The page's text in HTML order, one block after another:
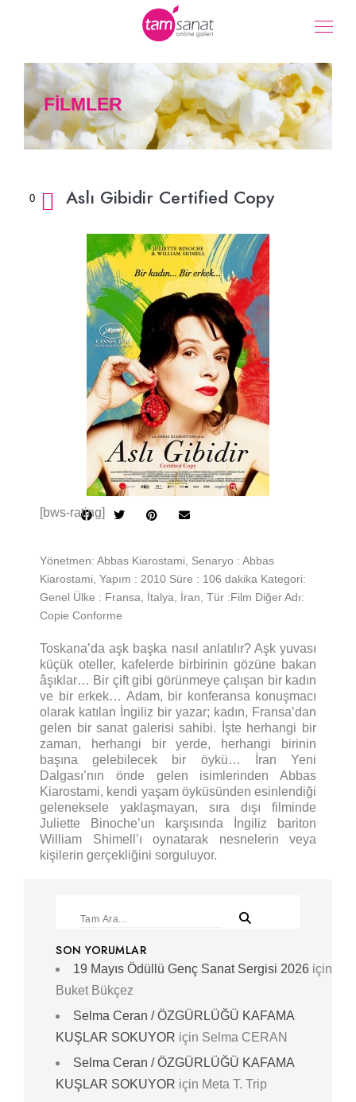
FİLMLER
0 Aslı Gibidir Certified Copy
[bws-rating]
Yönetmen: Abbas Kiarostami, Senaryo : Abbas
Kiarostami, Yapım : 2010 Süre : 106 dakika Kategori:
Genel Ülke : Fransa, İtalya, İran, Tür :Film Diğer Adı:
Copie Conforme
Toskana’da aşk başka nasıl anlatılır? Aşk yuvası
küçük oteller, kafelerde birbirinin gözüne bakan
âşıklar… Bir çift gibi görünmeye çalışan bir kadın
ve bir erkek… Adam, bir konferansa konuşmacı
olarak katılan İngiliz bir yazar; kadın, Fransa’dan
gelen bir sanat galerisi sahibi. İşte herhangi bir
zaman, herhangi bir yerde, herhangi birinin
başına gelebilecek bir öykü… İran Yeni
Dalgası’nın önde gelen isimlerinden Abbas
Kiarostami, kendi yaşam öyküsünden esinlendiği
geleneksele yaklaşmayan, sıra dışı filminde
Juliette Binoche’un karşısında İngiliz bariton
William Shimell’ı oynatarak nesnelerin veya
kişilerin gerçekliğini sorguluyor.
SON YORUMLAR
19 Mayıs Ödüllü Genç Sanat Sergisi 2026 için
Buket Bükçez
Selma Ceran / ÖZGÜRLÜĞÜ KAFAMA
KUŞLAR SOKUYOR için Selma CERAN
Selma Ceran / ÖZGÜRLÜĞÜ KAFAMA
KUŞLAR SOKUYOR için Meta T. Trip